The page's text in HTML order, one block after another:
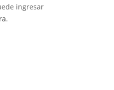
ingresar
.